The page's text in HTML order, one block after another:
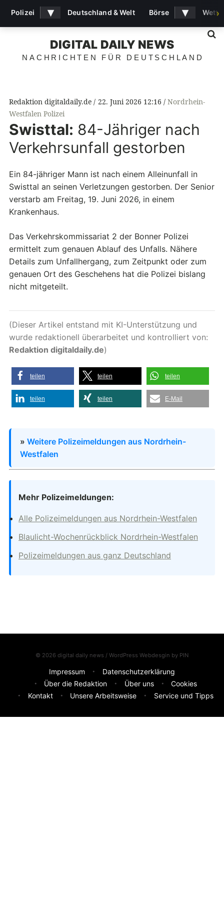
DIGITAL DAILY NEWS
NACHRICHTEN FÜR DEUTSCHLAND
Redaktion digitaldaily.de 22. Juni 2026 12:16
Nordrhein-
Westfalen Polizei
Swisttal: 84-Jähriger nach
Verkehrsunfall gestorben
Ein 84-jähriger Mann ist nach einem Alleinunfall in
Swisttal an seinen Verletzungen gestorben. Der Senior
verstarb am Freitag, 19. Juni 2026, in einem
Krankenhaus.
Das Verkehrskommissariat 2 der Bonner Polizei
ermittelt zum genauen Ablauf des Unfalls. Nähere
Details zum Unfallhergang, zum Zeitpunkt oder zum
genauen Ort des Geschehens hat die Polizei bislang
nicht mitgeteilt.
(Dieser Artikel entstand mit KI-Unterstützung und
wurde redaktionell überarbeitet und kontrolliert von:
Redaktion digitaldaily.de)
teilen teilen teilen
teilen teilen E-Mail
» Weitere Polizeimeldungen aus Nordrhein-
Westfalen
Mehr Polizeimeldungen:
Alle Polizeimeldungen aus Nordrhein-Westfalen
Blaulicht-Wochenrückblick Nordrhein-Westfalen
Polizeimeldungen aus ganz Deutschland
© 2026 digital daily news / WordPress Webdesgin by PIN
Impressum
Datenschutzerklärung
Über die Redaktion
Über uns
Cookies
Kontakt
Unsere Arbeitsweise Service und Tipps
Polizei ▾ Deutschland & Welt Börse ▾ ›